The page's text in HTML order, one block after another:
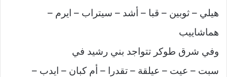
هيلي – ثوبين – قبا – أشد – سيتراب – ايرم –
هماشاييب
وفي شرق طوكر تتواجد بني رشيد في
سبت – عيت – عيلقة – تقدرا – أم كبان – ايدب –